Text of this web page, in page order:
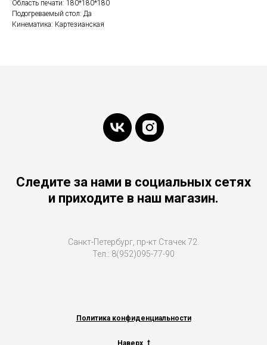
Область печати: 180*180*180
Подогреваемый стол: Да
Кинематика: Картезианская
Следите за нами в социальных сетях
и приходите в наш магазин.
Санкт-Петербург, пр-кт Стачек 72.
Тел.: 8(952)095-77-90
Политика конфиденциальности